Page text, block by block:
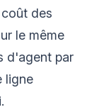
des
le même
d'agent par
ligne